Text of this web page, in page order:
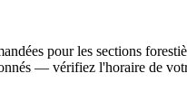
pour les sections
— vérifiez l'horaire de